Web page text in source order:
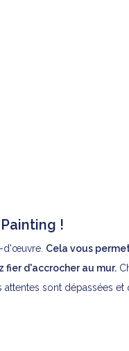
!
d'œuvre. Cela vous
d'accrocher au mur.
sont dépassées